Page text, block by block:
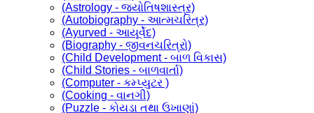
(Astrology - જ્યોતિષશાસ્ત્ર)
(Autobiography - આત્મચરિત્ર)
(Ayurved - આયૂર્વેદ)
(Biography - જીવનચરિત્રો)
(Child Development - બાળ વિકાસ)
(Child Stories - બાળવાર્તા)
(Computer - કમ્પ્યુટર )
(Cooking - વાનગી)
(Puzzle - કોયડા તથા ઉખાણાં)